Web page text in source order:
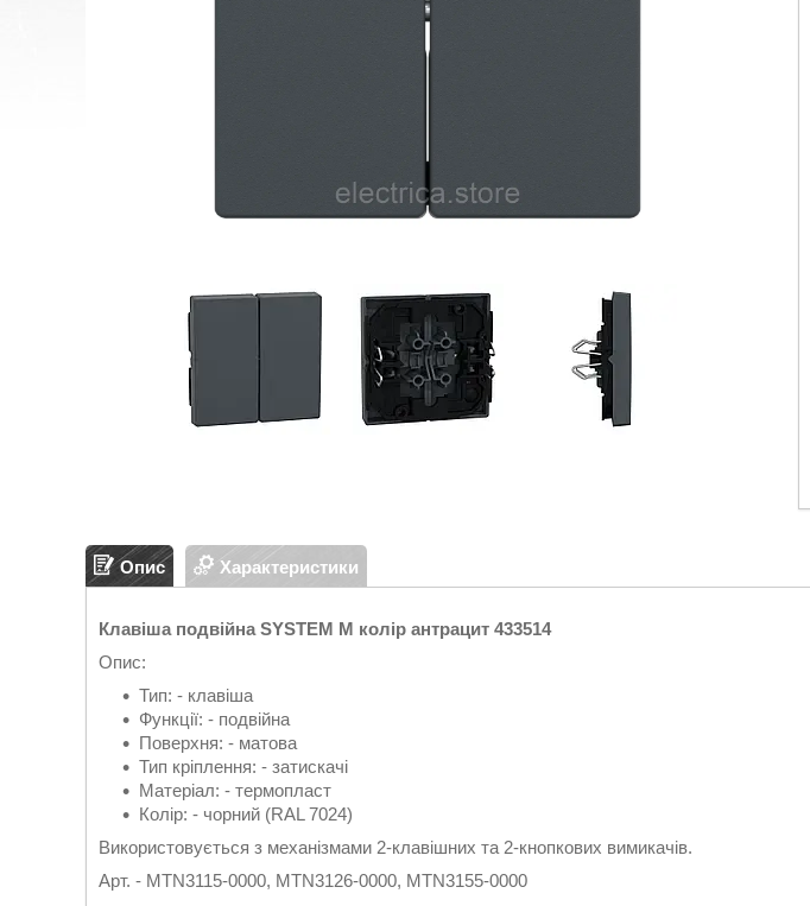
Опис Характеристики
Клавіша подвійна SYSTEM M колір антрацит 433514
Опис:
Тип: - клавіша
Функції: - подвійна
Поверхня: - матова
Тип кріплення: - затискачі
Матеріал: - термопласт
Колір: - чорний (RAL 7024)
Використовується з механізмами 2-клавішних та 2-кнопкових вимикачів.
Арт. - MTN3115-0000, MTN3126-0000, MTN3155-0000